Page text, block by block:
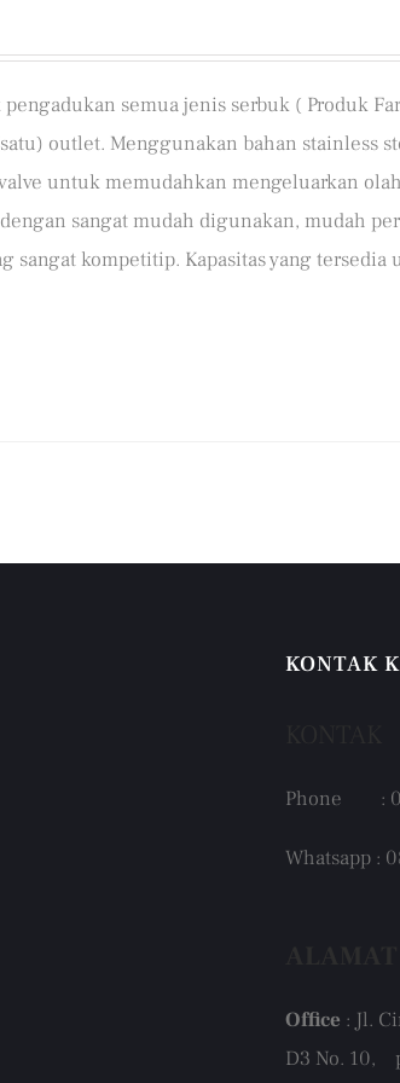
semua jenis serbuk ( Produk
outlet. Menggunakan bahan stainless
untuk memudahkan mengeluarkan
sangat mudah digunakan, mudah
sangat kompetitip. Kapasitas yang
KONTAK
Phone :
Whatsapp :
Office : Jl.
D3 No. 10,